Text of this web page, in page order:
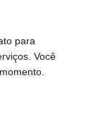
para
Você